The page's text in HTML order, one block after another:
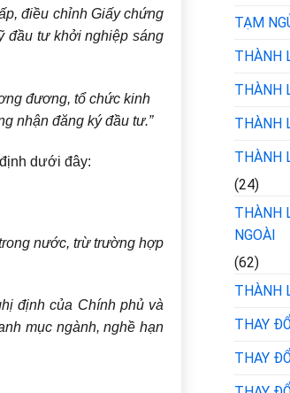
điều chỉnh Giấy chứng
đầu tư khởi nghiệp sáng
đương, tổ chức kinh
nhận đăng ký đầu tư.”
dưới đây:
nước, trừ trường hợp
định của Chính phủ và
mục ngành, nghề hạn
TẠM
THÀNH
THÀNH
THÀNH
THÀNH
(24)
THÀNH
NGOÀI
(62)
THÀNH
THAY
THAY